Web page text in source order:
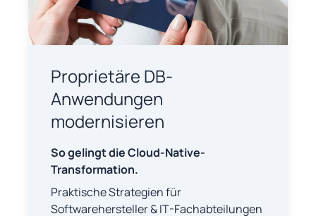
Proprietäre DB-
Anwendungen
modernisieren
So gelingt die Cloud-Native-
Transformation.
Praktische Strategien für
Softwarehersteller & IT-Fachabteilungen